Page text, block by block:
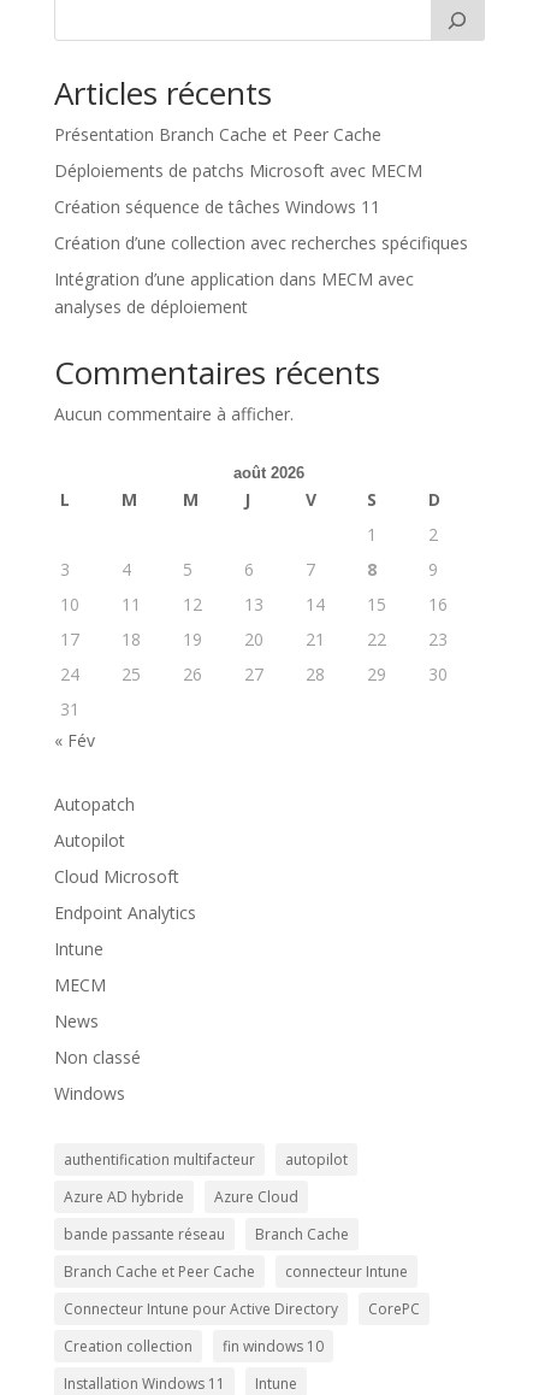
Articles récents
Présentation Branch Cache et Peer Cache
Déploiements de patchs Microsoft avec MECM
Création séquence de tâches Windows 11
Création d’une collection avec recherches spécifiques
Intégration d’une application dans MECM avec
analyses de déploiement
Commentaires récents
Aucun commentaire à afficher.
août 2026
L M M J V S
D
1
2
3
4 5 6 7 8
9
10
11 12 13 14 15
16
17
18 19 20 21 22
23
24
25 26 27 28 29
30
31
« Fév
Autopatch
Autopilot
Cloud Microsoft
Endpoint Analytics
Intune
MECM
News
Non classé
Windows
authentification multifacteur
autopilot
Azure AD hybride
Azure Cloud
bande passante réseau
Branch Cache
Branch Cache et Peer Cache
connecteur Intune
Connecteur Intune pour Active Directory
CorePC
Creation collection
fin windows 10
Installation Windows 11
Intune